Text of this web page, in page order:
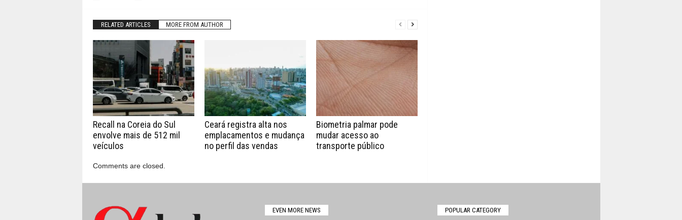
RELATED ARTICLES MORE FROM AUTHOR
Recall na Coreia do Sul
envolve mais de 512 mil
veículos
Ceará registra alta nos
emplacamentos e mudança
no perfil das vendas
Biometria palmar pode
mudar acesso ao
transporte público
Comments are closed.
EVEN MORE NEWS POPULAR CATEGORY